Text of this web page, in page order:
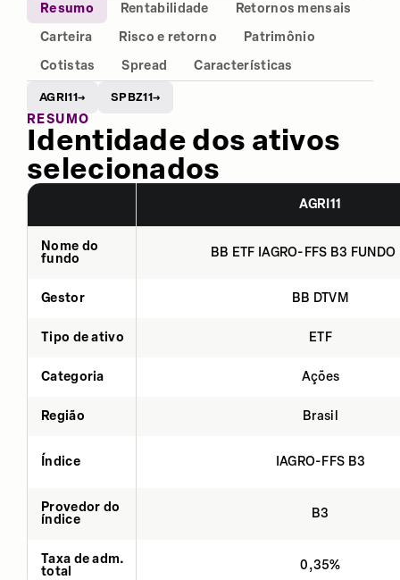
Resumo Rentabilidade
Retornos mensais
Carteira
Risco e retorno
Patrimônio
Cotistas
Spread Características
AGRI11→ SPBZ11→
RESUMO
Identidade dos ativos
selecionados
AGRI11
Nome do
fundo
BB ETF IAGRO-FFS B3
Gestor BB DTVM
Tipo de ativo ETF
Categoria Ações
Região Brasil
Índice IAGRO-FFS B3
Provedor do
índice
B3
Taxa de adm.
total
0,35%